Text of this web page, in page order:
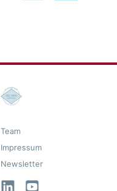
Team
Impressum
Newsletter
LinkedInYouTube